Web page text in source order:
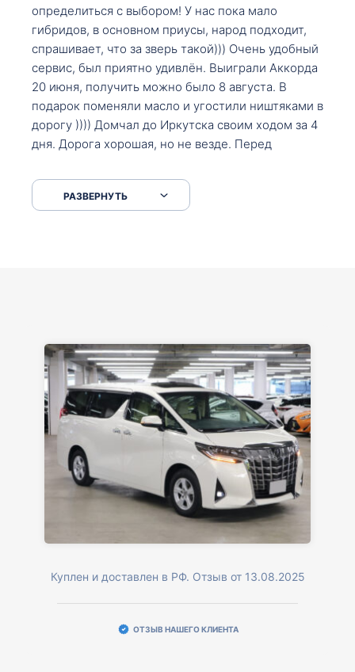
определиться с выбором! У нас пока мало
гибридов, в основном приусы, народ подходит,
спрашивает, что за зверь такой))) Очень удобный
сервис, был приятно удивлён. Выиграли Аккорда
20 июня, получить можно было 8 августа. В
подарок поменяли масло и угостили ништяками в
дорогу )))) Домчал до Иркутска своим ходом за 4
дня. Дорога хорошая, но не везде. Перед
серпантинах по пути следования.
РАЗВЕРНУТЬ
Куплен и доставлен в РФ. Отзыв от 13.08.2025
ОТЗЫВ НАШЕГО КЛИЕНТА